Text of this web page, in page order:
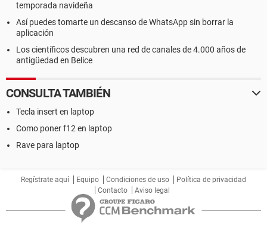
temporada navideña
Así puedes tomarte un descanso de WhatsApp sin borrar la
aplicación
Los científicos descubren una red de canales de 4.000 años de
antigüedad en Belice
CONSULTA TAMBIÉN
Tecla insert en laptop
Como poner f12 en laptop
Rave para laptop
Regístrate aquí Equipo Condiciones de uso
Política de privacidad
Contacto
Aviso legal